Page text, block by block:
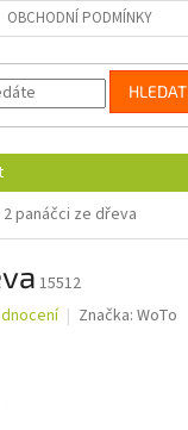
OBCHODNÍ PODMÍNKY
HLEDAT
2 panáčci ze dřeva
15512
Značka: WoTo